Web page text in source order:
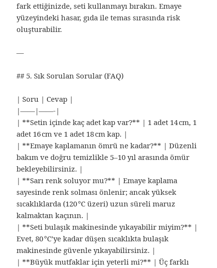
fark ettiğinizde, seti kullanmayı bırakın. Emaye
yüzeyindeki hasar, gıda ile temas sırasında risk
oluşturabilir.
—
## 5. Sık Sorulan Sorular (FAQ)
| Soru | Cevap |
|——|——-|
| **Setin içinde kaç adet kap var?** | 1 adet 14 cm, 1
adet 16 cm ve 1 adet 18 cm kap. |
| **Emaye kaplamanın ömrü ne kadar?** | Düzenli
bakım ve doğru temizlikle 5–10 yıl arasında ömür
bekleyebilirsiniz. |
| **Sarı renk soluyor mu?** | Emaye kaplama
sayesinde renk solması önlenir; ancak yüksek
sıcaklıklarda (120 °C üzeri) uzun süreli maruz
kalmaktan kaçının. |
| **Seti bulaşık makinesinde yıkayabilir miyim?** |
Evet, 80 °C’ye kadar düşen sıcaklıkta bulaşık
makinesinde güvenle yıkayabilirsiniz. |
| **Büyük mutfaklar için yeterli mi?** | Üç farklı